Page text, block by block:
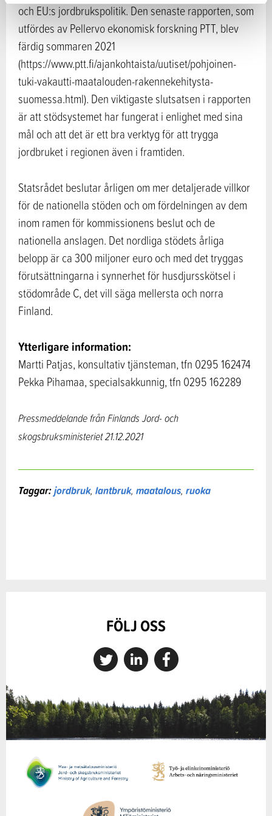
och EU:s jordbrukspolitik. Den senaste rapporten, som
utfördes av Pellervo ekonomisk forskning PTT, blev
färdig sommaren 2021
(https://www.ptt.fi/ajankohtaista/uutiset/pohjoinen-
tuki-vakautti-maatalouden-rakennekehitysta-
suomessa.html). Den viktigaste slutsatsen i rapporten
är att stödsystemet har fungerat i enlighet med sina
mål och att det är ett bra verktyg för att trygga
jordbruket i regionen även i framtiden.
Statsrådet beslutar årligen om mer detaljerade villkor
för de nationella stöden och om fördelningen av dem
inom ramen för kommissionens beslut och de
nationella anslagen. Det nordliga stödets årliga
belopp är ca 300 miljoner euro och med det tryggas
förutsättningarna i synnerhet för husdjursskötsel i
stödområde C, det vill säga mellersta och norra
Finland.
Ytterligare information:
Martti Patjas, konsultativ tjänsteman, tfn 0295 162474
Pekka Pihamaa, specialsakkunnig, tfn 0295 162289
Pressmeddelande från Finlands Jord- och
skogsbruksministeriet21.12.2021
Taggar:jordbruk, lantbruk, maatalous, ruoka
FÖLJ OSS